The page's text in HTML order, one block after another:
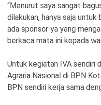
“Menurut saya sangat
dilakukan, hanya saja
ada sponsor ya yang
berkaca mata ini kepada
Untuk kegiatan IVA sendiri
Agraria Nasional di BPN
BPN sendiri kerja sama